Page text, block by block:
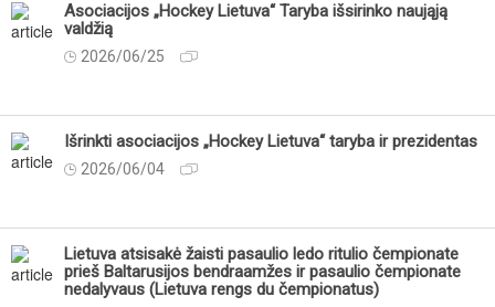
Asociacijos „Hockey Lietuva“ Taryba išsirinko naująją
valdžią
2026/06/25
Išrinkti asociacijos „Hockey Lietuva“ taryba ir prezidentas
2026/06/04
Lietuva atsisakė žaisti pasaulio ledo ritulio čempionate
prieš Baltarusijos bendraamžes ir pasaulio čempionate
nedalyvaus (Lietuva rengs du čempionatus)